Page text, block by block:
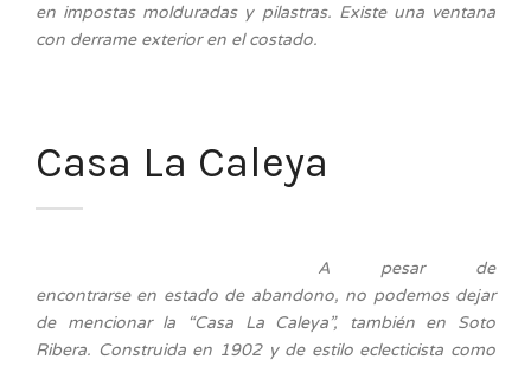
en impostas molduradas y pilastras. Existe una ventana
con derrame exterior en el costado.
Casa La Caleya
A pesar de
encontrarse en estado de abandono, no podemos dejar
de mencionar la “Casa La Caleya”, también en Soto
Ribera. Construida en 1902 y de estilo eclecticista como